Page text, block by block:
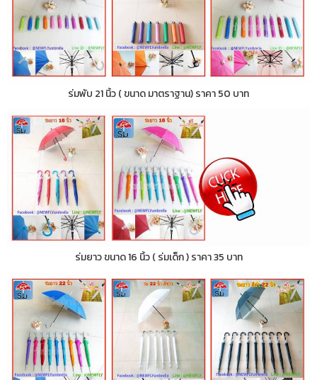
ร่มพับ 21 นิ้ว ( ขนาด มาตราฐาน) ราคา 50 บาท
ร่มยาว ขนาด 16 นิ้ว ( ร่มเด็ก ) ราคา 35 บาท